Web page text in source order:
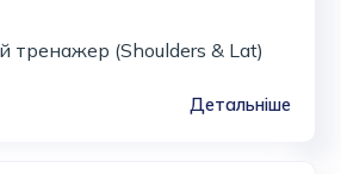
тренажер (Shoulders & Lat)
Детальніше